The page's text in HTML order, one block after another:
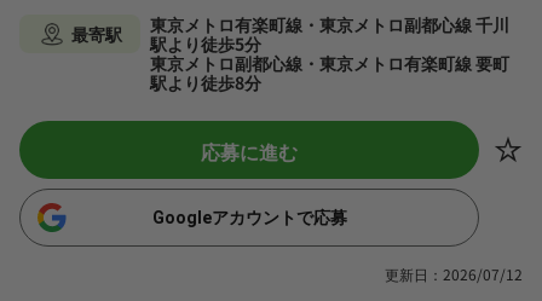
最寄駅
東京メトロ有楽町線・東京メトロ副都心線 千川
駅より徒歩5分
東京メトロ副都心線・東京メトロ有楽町線 要町
駅より徒歩8分
応募に進む
Googleアカウントで応募
更新日：2026/07/12